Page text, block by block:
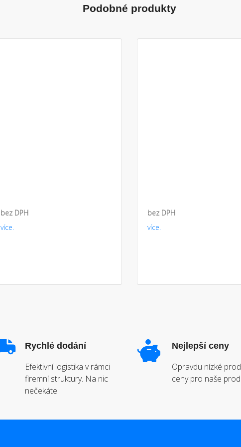
Podobné produkty
bez DPH
více.
bez DPH
více.
Rychlé dodání
Efektivní logistika v rámci
firemní struktury. Na nic
nečekáte.
Nejlepší ceny
Opravdu nízké
ceny pro naše